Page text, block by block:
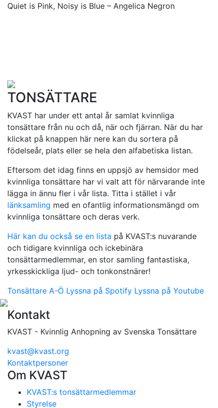
Quiet is Pink, Noisy is Blue – Angelica Negron
TONSÄTTARE
KVAST har under ett antal år samlat kvinnliga
tonsättare från nu och då, när och fjärran. När du har
klickat på knappen här nere kan du sortera på
födelseår, plats eller se hela den alfabetiska listan.
Eftersom det idag finns en uppsjö av hemsidor med
kvinnliga tonsättare har vi valt att för närvarande inte
lägga in ännu fler i vår lista. Titta i stället i vår
länksamling med en ofantlig informationsmängd om
kvinnliga tonsättare och deras verk.
Här kan du också se en lista på KVAST:s nuvarande
och tidigare kvinnliga och ickebinära
tonsättarmedlemmar, en stor samling fantastiska,
yrkesskickliga ljud- och tonkonstnärer!
Tonsättare A-Ö Lyssna på Spotify Lyssna på Youtube
Kontakt
KVAST - Kvinnlig Anhopning av Svenska Tonsättare
kvast@kvast.org
Kontaktpersoner
Om KVAST
KVAST:s tonsättarmedlemmar
Styrelse